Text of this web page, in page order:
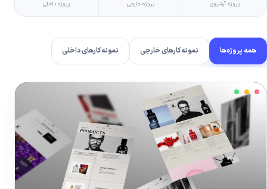
پروژه آرشیوی پروژه خارجی پروژه داخلی
همه پروژه‌ها نمونه‌کارهای خارجی نمونه‌کارهای داخلی